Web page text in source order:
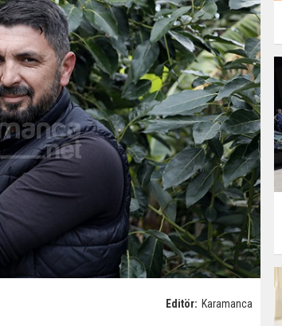
Editör: Karamanca